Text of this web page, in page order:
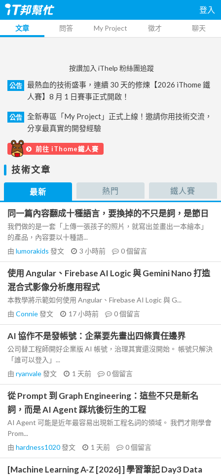
登入
文章 問答 My Project 徵才 聊天
按讚加入 iThelp 粉絲團追蹤
公告
最熱血的技術盛事，連續 30 天的修煉【2026 iThome 鐵
人賽】8 月 1 日賽事正式開啟！
公告
全新專區「My Project」正式上線！邀請你用技術交流，
分享最真實的開發經驗
前往 iThome鐵人賽
技術文章
最新 熱門 鐵人賽
同一篇內容翻成十種語言，要換掉的不只是詞，是節日
我們做的是一套「上傳一張孩子的照片，就寫出並畫出一本繪本」
的產品，內容要以十種語...
由 lumorakids 發文 3 小時前 0個留言
使用 Angular、Firebase AI Logic 與 Gemini Nano 打造
混合式影像分析應用程式
本教學將示範如何使用 Angular、Firebase AI Logic 與 G...
由 Connie發文 17 小時前 0個留言
AI 協作不是發帳號：企業要先畫出四條責任邊界
公司替工程師開好企業版 AI 帳號，治理其實還沒開始。 帳號只解決
「誰可以登入」...
由 ryanvale發文 1 天前 0個留言
從 Prompt 到 Graph Engineering：這些不只是新名
詞，而是 AI Agent 踩坑後衍生的工程
AI Agent 可能是近年最容易出現新工程名詞的領域。 我們才剛學會
Prom...
由 hardness1020發文 1 天前 0個留言
[Machine Learning A-Z [2026] ] 學習筆記 Day3 Data